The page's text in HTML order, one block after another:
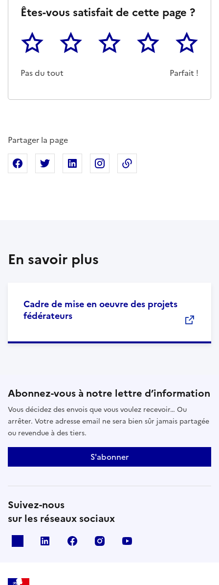
Êtes-vous satisfait de cette page ?
1
Pas du tout
2 3 4 5
Parfait !
Partager la page
Partager sur Facebook
Partager sur XPartager sur Linkedin
Partager sur Instagram
En savoir plus
Cadre de mise en oeuvre des projets
fédérateurs
Abonnez-vous à notre lettre d’information
Vous décidez des envois que vous voulez recevoir… Ou
arrêter. Votre adresse email ne sera bien sûr jamais partagée
ou revendue à des tiers.
S'abonner
Suivez-nous
sur les réseaux sociaux
linkedin facebook instagram